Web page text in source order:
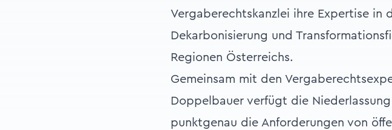
Vergaberechtskanzlei ihre Expertise in
Dekarbonisierung und
Regionen Österreichs.
Gemeinsam mit den
Doppelbauer verfügt die
punktgenau die Anforderungen von